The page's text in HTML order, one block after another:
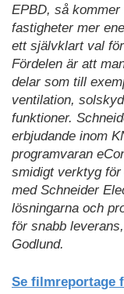
EPBD, så
fastigheter mer
ett självklart val
Fördelen är att
delar som till
ventilation,
funktioner.
erbjudande inom
programvaran
smidigt verktyg för
med Schneider
lösningarna och
för snabb
Godlund.
Se filmreportage